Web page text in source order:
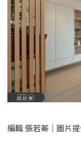
編輯 張若蓁｜圖片